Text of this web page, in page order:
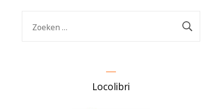
naar:
Locolibri